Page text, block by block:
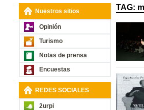
Nuestros sitios
Opinión
Turismo
Notas de prensa
Encuestas
REDES SOCIALES
2urpi
TAG: